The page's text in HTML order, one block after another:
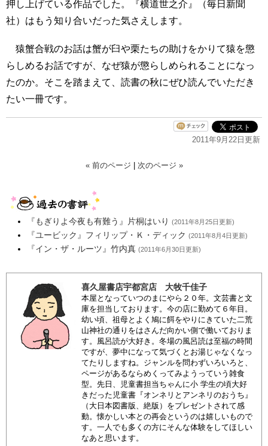
押し上げている作品でした。『横道世之介』（毎日新聞
社）はもう知り合いだった気さえします。
猿蟹合戦のお話は蟹が臼や栗たちの助けをかりて猿を懲
らしめるお話ですが、なぜ猿が懲らしめられることになっ
たのか。そこを踏まえて、読書の秋にぜひ読んでいただき
たい一冊です。
2011年9月22日更新
« 前のページ 次のページ »
『もぎりよ今夜も有難う』片桐はいり (2011年8月25日更新)
『ユービック』フィリップ・Ｋ・ディック (2011年8月4日更新)
『イン・ザ・ルーツ』竹内真 (2011年6月30日更新)
喜久屋書店宇都宮店 大牧千佳子
本屋となっていつのまにやら２０年。文芸書と文
庫を担当しております。今の店に勤めて６年目。
幼い頃、祖母とよく鳩に餌をやりにきていた二荒
山神社の通りをはさんだ向かい側で働いておりま
す。風呂読が大好き。冬場の風呂読は至福の時間
ですが、夢中になって気づくとお湯じゃなくなっ
てたりしますね。ジャンルを問わずいろいろと、
ページがあるならめくってみようっていう雑食
型。先日、児童書担当ちゃんに小 学生の頃大好
きだった児童書『オンネリとアンネリのおうち』
（大日本図書版、絶版）をプレゼントされて感
動。懐かしい本との再会というのは嬉しいもので
す。一人でも多くの方にそんな体験をしてほしい
なあと思います。